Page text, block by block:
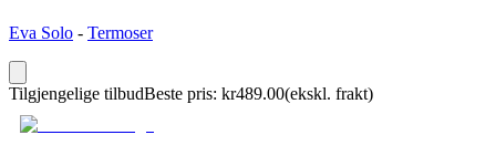
Eva Solo - Termoser
Tilgjengelige tilbudBeste pris: kr489.00(ekskl. frakt)